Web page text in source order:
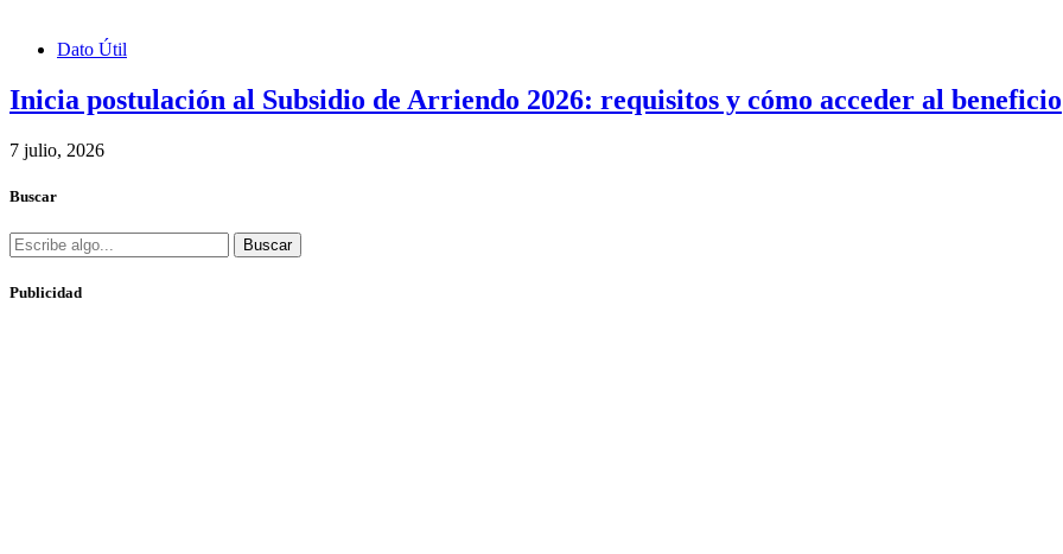
Dato Útil
Inicia postulación al Subsidio de Arriendo 2026: requisitos y cómo acceder al beneficio
7 julio, 2026
Buscar
Buscar
Publicidad